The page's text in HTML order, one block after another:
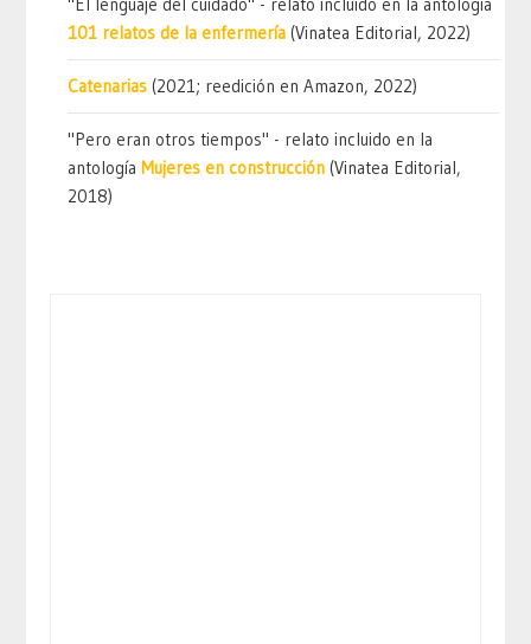
101 relatos de la enfermería (Vinatea Editorial, 2022)
Catenarias (2021; reedición en Amazon, 2022)
"Pero eran otros tiempos" - relato incluido en la
antologíaMujeres en construcción (Vinatea Editorial,
2018)